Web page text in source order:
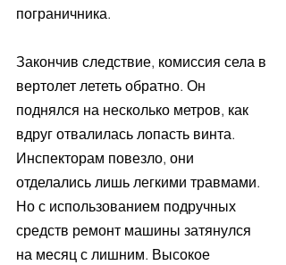
пограничника.
Закончив следствие, комиссия села в
вертолет лететь обратно. Он
поднялся на несколько метров, как
вдруг отвалилась лопасть винта.
Инспекторам повезло, они
отделались лишь легкими травмами.
Но с использованием подручных
средств ремонт машины затянулся
на месяц с лишним. Высокое